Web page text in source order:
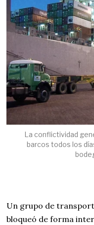
La conflictividad
barcos todos los
Un grupo de
bloqueó de forma